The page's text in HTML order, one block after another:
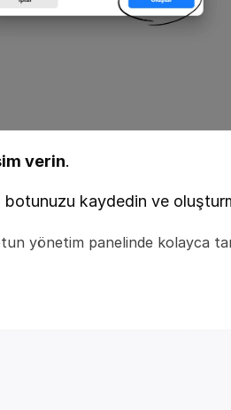
verin.
botunuzu kaydedin ve
yönetim panelinde kolayca